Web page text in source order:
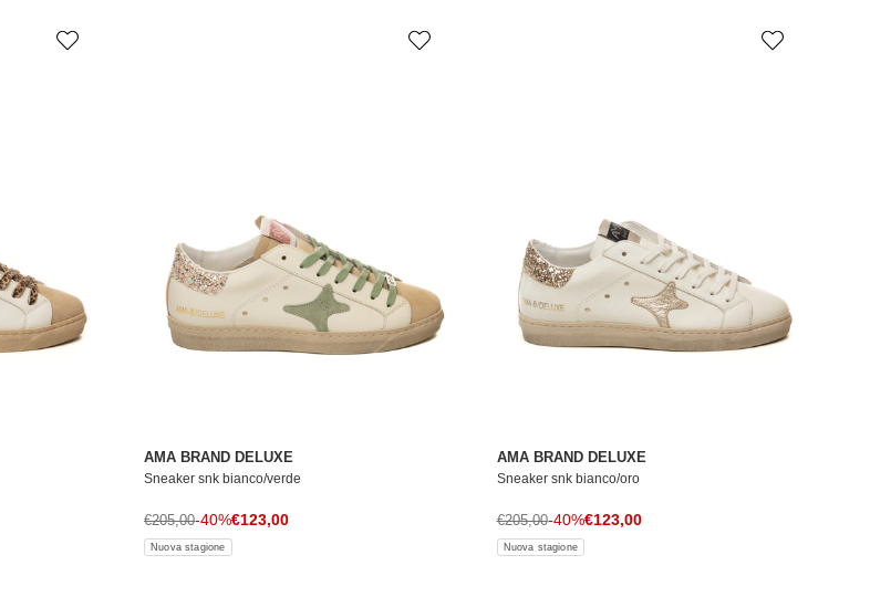
AMA BRAND DELUXE
Sneaker snk bianco/verde
Prezzo di vendita
€123,00
Prezzo normale
€205,00-40%
Nuova stagione
AMA BRAND DELUXE
Sneaker snk bianco/oro
Prezzo di vendita
€123,00
Prezzo normale
€205,00-40%
Nuova stagione